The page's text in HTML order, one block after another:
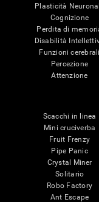
Plasticità
Cognizione
Perdita di
Disabilità
Funzioni cerebrali
Percezione
Attenzione
Scacchi in linea
Mini cruciverba
Fruit Frenzy
Pipe Panic
Crystal Miner
Solitario
Robo Factory
Ant Escape